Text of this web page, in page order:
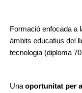
Formació enfocada a
àmbits educatius del
tecnologia (diploma
Una oportunitat per